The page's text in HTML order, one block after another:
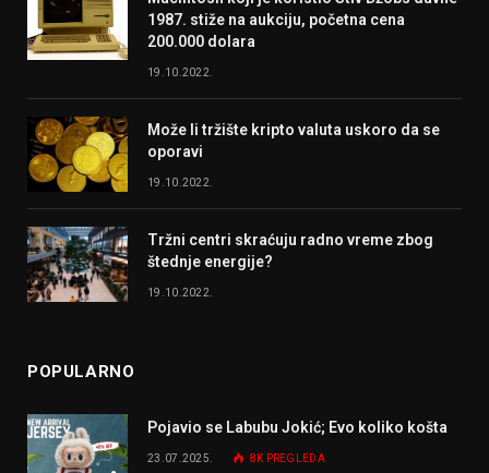
1987. stiže na aukciju, početna cena
200.000 dolara
19.10.2022.
Može li tržište kripto valuta uskoro da se
oporavi
19.10.2022.
Tržni centri skraćuju radno vreme zbog
štednje energije?
19.10.2022.
POPULARNO
Pojavio se Labubu Jokić; Evo koliko košta
23.07.2025. 8K PREGLEDA